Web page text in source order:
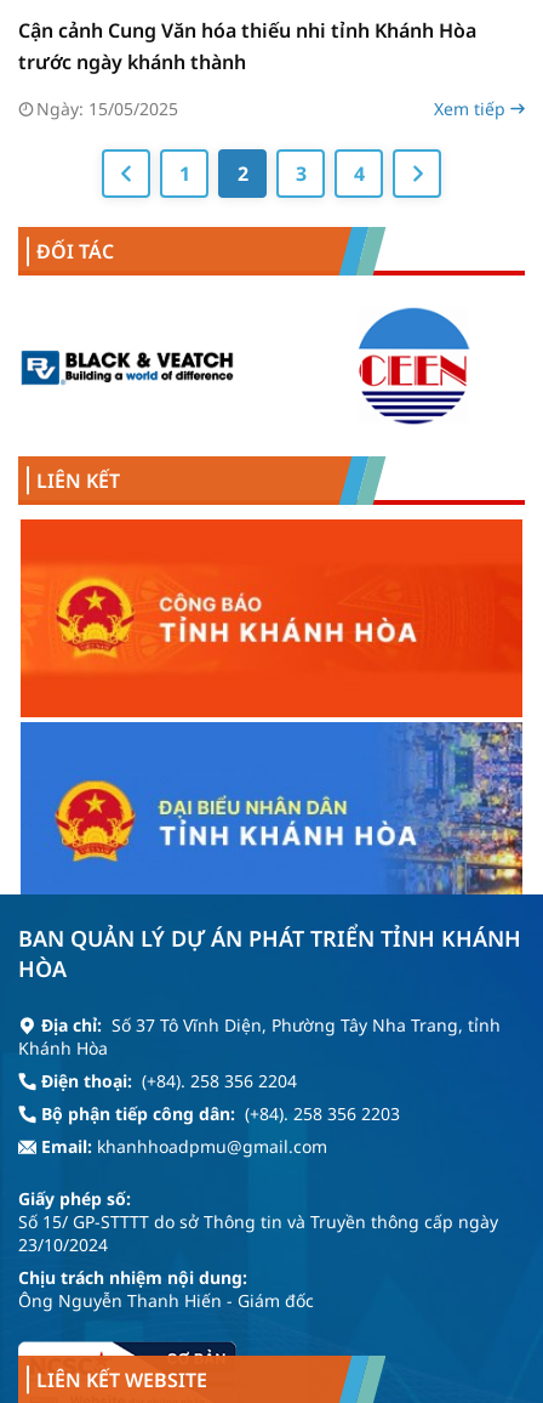
Cận cảnh Cung Văn hóa thiếu nhi tỉnh Khánh Hòa
trước ngày khánh thành
Ngày: 15/05/2025 Xem tiếp
1 2 3 4
ĐỐI TÁC
LIÊN KẾT
LIÊN KẾT WEBSITE
BAN QUẢN LÝ DỰ ÁN PHÁT TRIỂN TỈNH KHÁNH
HÒA
Địa chỉ: Số 37 Tô Vĩnh Diện, Phường Tây Nha Trang, tỉnh
Khánh Hòa
Điện thoại: (+84). 258 356 2204
Bộ phận tiếp công dân: (+84). 258 356 2203
Email: khanhhoadpmu@gmail.com
Giấy phép số:
Số 15/ GP-STTTT do sở Thông tin và Truyền thông cấp ngày
23/10/2024
Chịu trách nhiệm nội dung:
Ông Nguyễn Thanh Hiến - Giám đốc